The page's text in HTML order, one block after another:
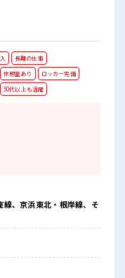
長期の仕事
休憩室あり
ロッカー完備
50代以上も活躍
、
ましょう！
線、京浜東北・根岸線、そ